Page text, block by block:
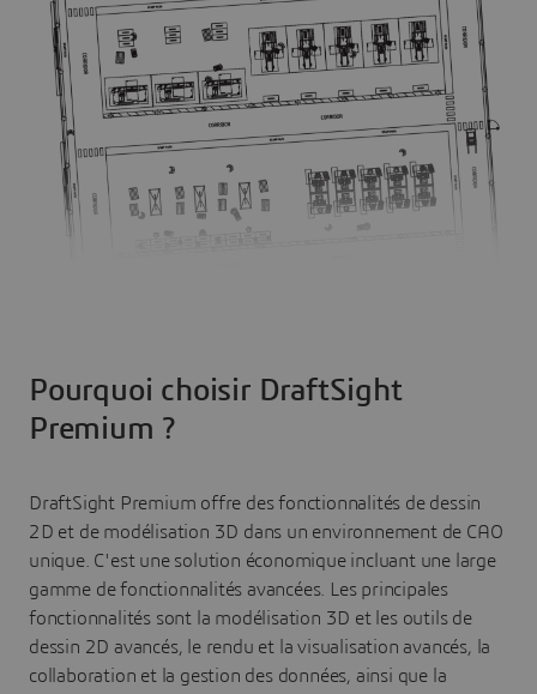
Pourquoi choisir DraftSight
Premium ?
DraftSight Premium offre des fonctionnalités de dessin
2D et de modélisation 3D dans un environnement de CAO
unique. C'est une solution économique incluant une large
gamme de fonctionnalités avancées. Les principales
fonctionnalités sont la modélisation 3D et les outils de
dessin 2D avancés, le rendu et la visualisation avancés, la
collaboration et la gestion des données, ainsi que la